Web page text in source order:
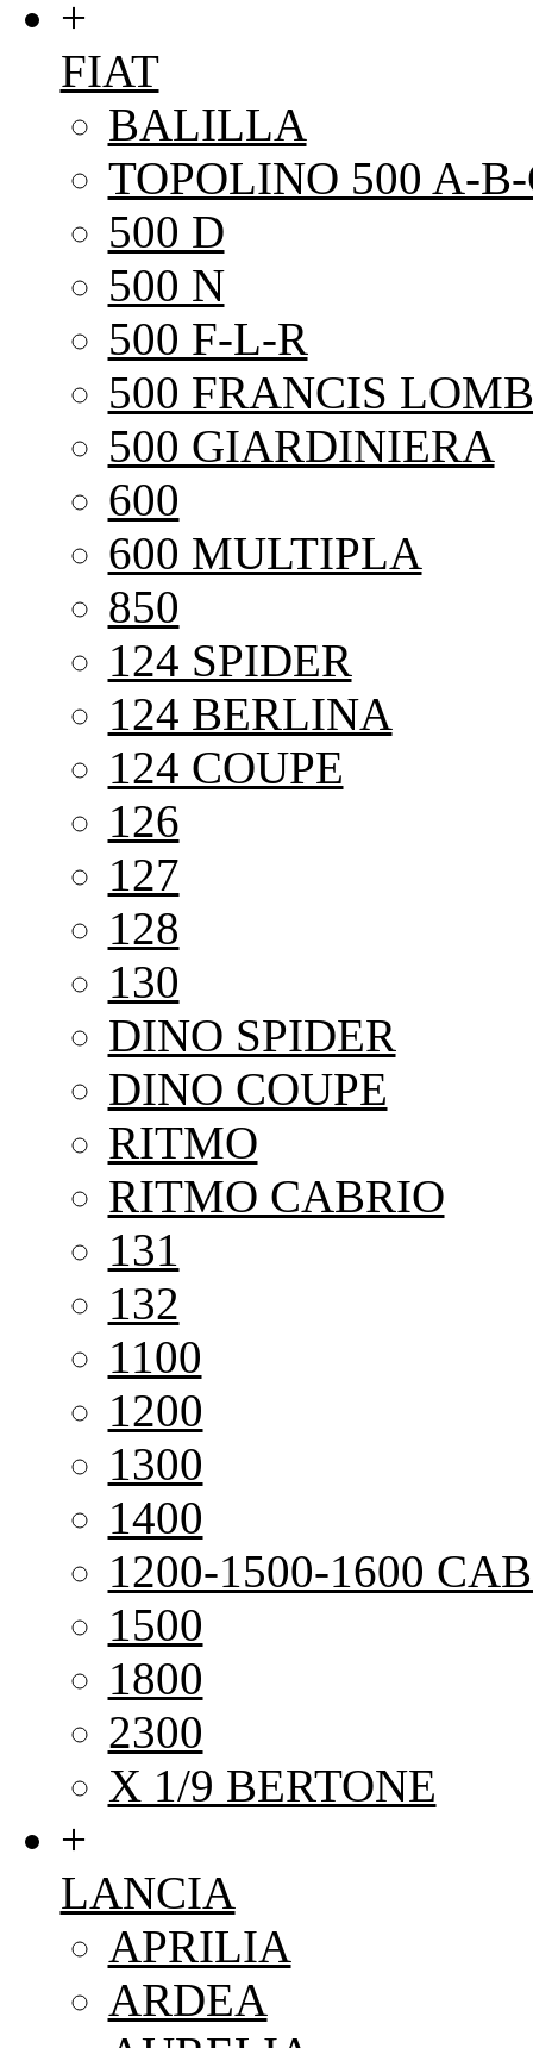
+
FIAT
BALILLA
TOPOLINO 500 A-
500 D
500 N
500 F-L-R
500 FRANCIS
500 GIARDINIERA
600
600 MULTIPLA
850
124 SPIDER
124 BERLINA
124 COUPE
126
127
128
130
DINO SPIDER
DINO COUPE
RITMO
RITMO CABRIO
131
132
1100
1200
1300
1400
1200-1500-1600
1500
1800
2300
X 1/9 BERTONE
+
LANCIA
APRILIA
ARDEA